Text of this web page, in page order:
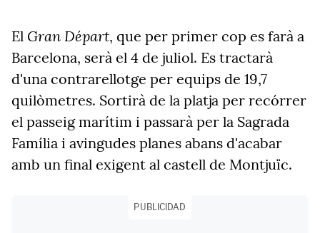
El Gran Départ, que per primer cop es farà a
Barcelona, serà el 4 de juliol. Es tractarà
d'una contrarellotge per equips de 19,7
quilòmetres. Sortirà de la platja per recórrer
el passeig marítim i passarà per la Sagrada
Família i avingudes planes abans d'acabar
amb un final exigent al castell de Montjuïc.
PUBLICIDAD